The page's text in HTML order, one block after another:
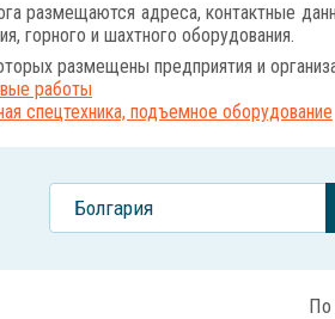
размещаются адреса, контактные
горного и шахтного оборудования.
размещены предприятия и
работы
спецтехника, подъемное оборудование
Болгария
По